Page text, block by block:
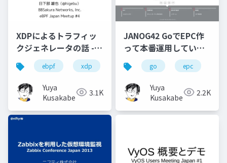
XDPによるトラフィッ
クジェネレータの話 -
eBPF Meetup Japan
#4
ebpf xdp go
Yuya
Kusakabe
3.1K
JANOG42 GoでEPC作
って本番運用している
話
go epc
Yuya
Kusakabe
2.2K